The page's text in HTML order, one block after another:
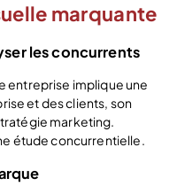
marquante
les concurrents
entreprise implique une
et des clients, son
marketing.
étude concurrentielle.